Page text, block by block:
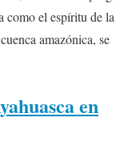
como el espíritu de la
amazónica, se
en